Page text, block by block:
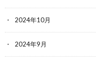
2024年10月
2024年9月